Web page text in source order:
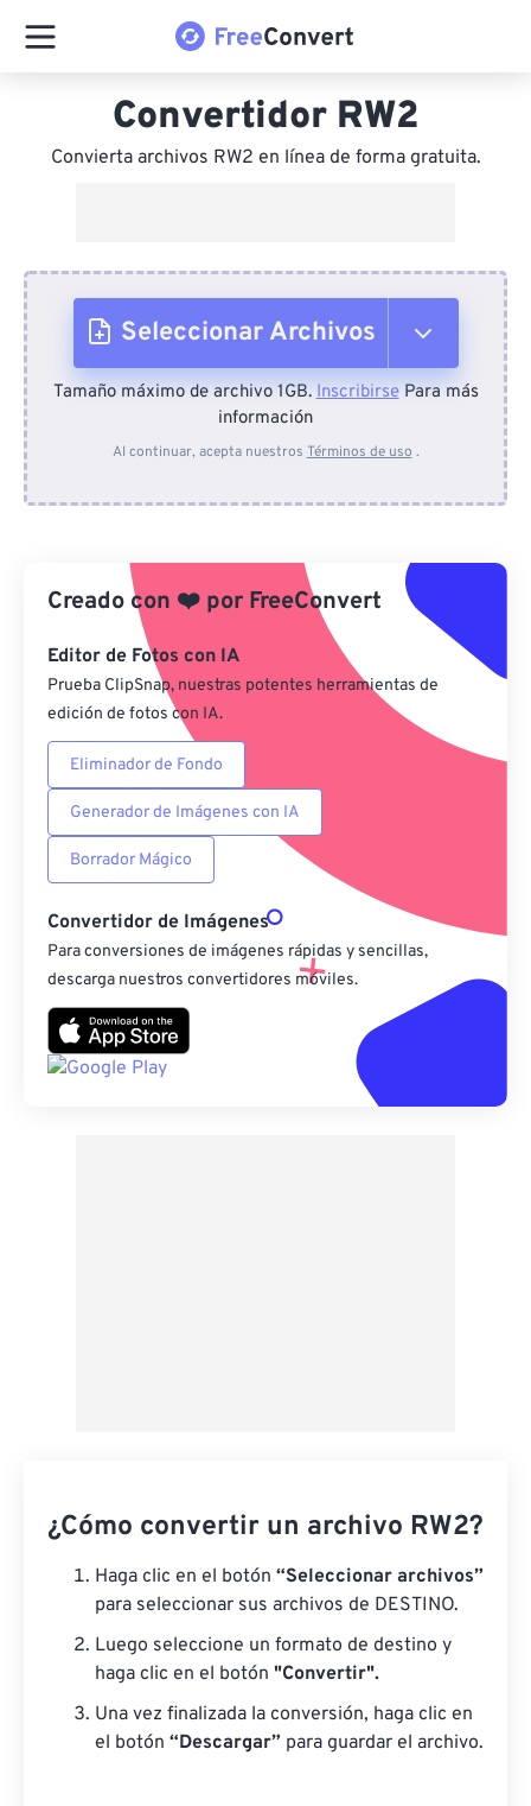
Convertidor RW2
Convierta archivos RW2 en línea de forma gratuita.
Seleccionar Archivos
Desde el dispositivo
Desde Google Drive
Desde OneDrive
Desde URL
Tamaño máximo de archivo 1GB.InscribirsePara más
información
Al continuar, acepta nuestros Términos de uso .
Creado con ❤️ por FreeConvert
Editor de Fotos con IA
Prueba ClipSnap, nuestras potentes herramientas de
edición de fotos con IA.
Eliminador de Fondo
Generador de Imágenes con IA
Borrador Mágico
Convertidor de Imágenes
Para conversiones de imágenes rápidas y sencillas,
descarga nuestros convertidores móviles.
¿Cómo convertir un archivo RW2?
Haga clic en el botón “Seleccionar archivos”
para seleccionar sus archivos de DESTINO.
Luego seleccione un formato de destino y
haga clic en el botón "Convertir".
Una vez finalizada la conversión, haga clic en
el botón “Descargar” para guardar el archivo.